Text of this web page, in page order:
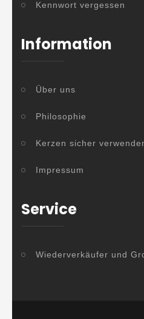
Kennwort vergessen
Information
Über uns
Philosophie
Kerzen sicher
Impressum
Service
Wiederverkäufer und